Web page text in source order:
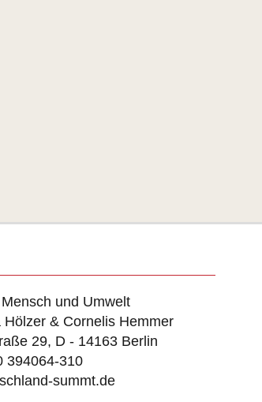
und Umwelt
Hölzer & Cornelis Hemmer
29, D - 14163 Berlin
394064-310
summt.de